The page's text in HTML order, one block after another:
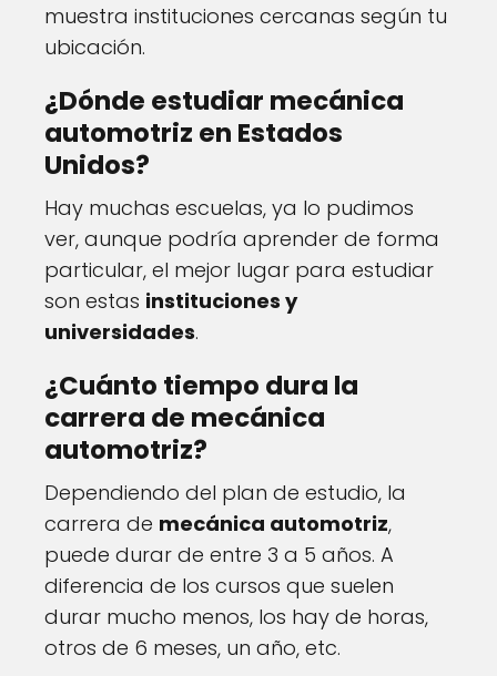
muestra instituciones cercanas según tu
ubicación.
¿Dónde estudiar mecánica
automotriz en Estados
Unidos?
Hay muchas escuelas, ya lo pudimos
ver, aunque podría aprender de forma
particular, el mejor lugar para estudiar
son estas instituciones y
universidades.
¿Cuánto tiempo dura la
carrera de mecánica
automotriz?
Dependiendo del plan de estudio, la
carrera de mecánica automotriz,
puede durar de entre 3 a 5 años. A
diferencia de los cursos que suelen
durar mucho menos, los hay de horas,
otros de 6 meses, un año, etc.